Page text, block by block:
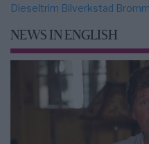
Dieseltrim Bilverkstad
NEWS IN ENGLISH